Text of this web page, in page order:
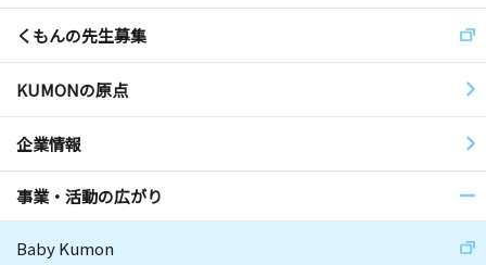
くもんの先生募集
KUMONの原点
企業情報
事業・活動の広がり
Baby Kumon